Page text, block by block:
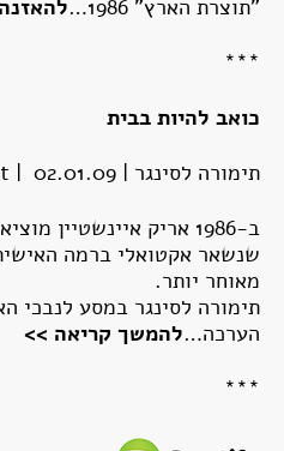
"תוצרת הארץ" 1986…
***
כואב להיות בבית
תימורה לסינגר | 02.01.09 | Ynet
ב-1986 אריק איינשטיין
מאוחר יותר.
תימורה לסינגר במסע לנבכי
הערכה…להמשך קריאה >>
***